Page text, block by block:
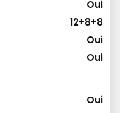
Oui
12+8+8
Oui
Oui
Oui